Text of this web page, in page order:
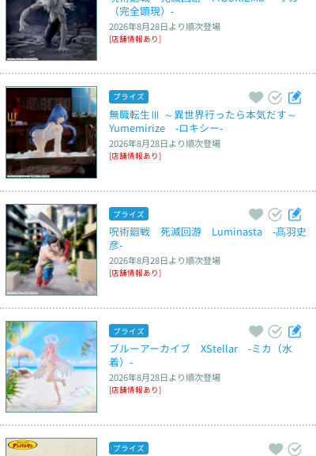
（完全顕現）‐
2026年8月28日より順次登場
[店舗情報あり]
プライズ
無職転生Ⅲ ～異世界行ったら本気だす～
Yumemirize　‐ロキシー‐
2026年8月28日より順次登場
[店舗情報あり]
プライズ
呪術廻戦　死滅回游　Luminasta　‐髙羽史
彦‐
2026年8月28日より順次登場
[店舗情報あり]
プライズ
ブルーアーカイブ　XStellar　‐ミカ（水
着）‐
2026年8月28日より順次登場
[店舗情報あり]
プライズ